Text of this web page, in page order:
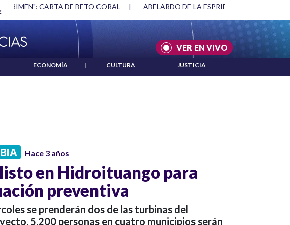
ABELARDO DE LA ESPRIELLA Y DMG | ACUERDOS ENTRE ESTADOS UNIDOS E
VER EN VIVO
| ECONOMÍA | CULTURA | JUSTICIA
Hace 3 años
en Hidroituango para
preventiva
se prenderán dos de las turbinas del
5.200 personas en cuatro municipios serán